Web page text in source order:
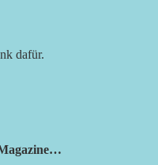
dafür.